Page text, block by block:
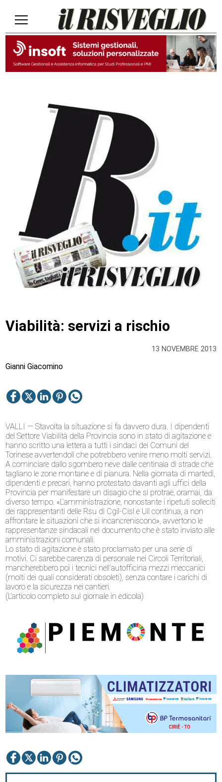
13 NOVEMBRE 2013
Viabilità: servizi a rischio
Gianni Giacomino
VALLI — Stavolta la situazione si fa davvero dura. I dipendenti
del Settore Viabilità della Provincia sono in stato di agitazione e
hanno scritto una lettera a tutti i sindaci dei Comuni del
Torinese avvertendoli che potrebbero venire meno molti servizi.
A cominciare dallo sgombero neve dalle centinaia di strade che
tagliano le zone montane e di pianura. Nella giornata di martedì,
dipendenti e precari, hanno protestato davanti agli uffici della
Provincia per manifestare un disagio che si protrae, oramai, da
diverso tempo. «L’amministrazione, nonostante i ripetuti solleciti
dei rappresentanti delle Rsu di Cgil-Cisl e Uil continua, a non
affrontare le situazioni che si incancreniscono», avvertono le
rappresentanze sindacali nel documento che è stato inviato alle
amministrazioni comunali.
Lo stato di agitazione è stato proclamato per una serie di
motivi. Ci sarebbe carenza di personale nei Circoli Territoriali,
mancherebbero poi i tecnici nell’autofficina mezzi meccanici
(molti dei quali considerati obsoleti), senza contare i carichi di
lavoro e la sicurezza nei cantieri.
(L’articolo completo sul giornale in edicola)